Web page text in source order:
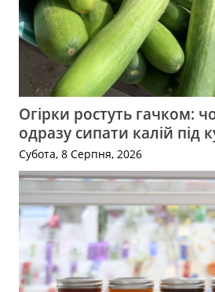
Огірки ростуть гачком:
одразу сипати калій під
Субота, 8 Серпня, 2026